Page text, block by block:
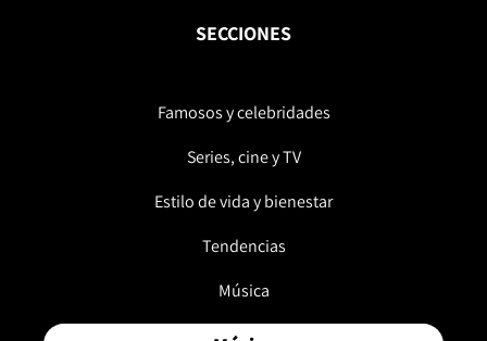
SECCIONES
Famosos y celebridades
Series, cine y TV
Estilo de vida y bienestar
Tendencias
Música